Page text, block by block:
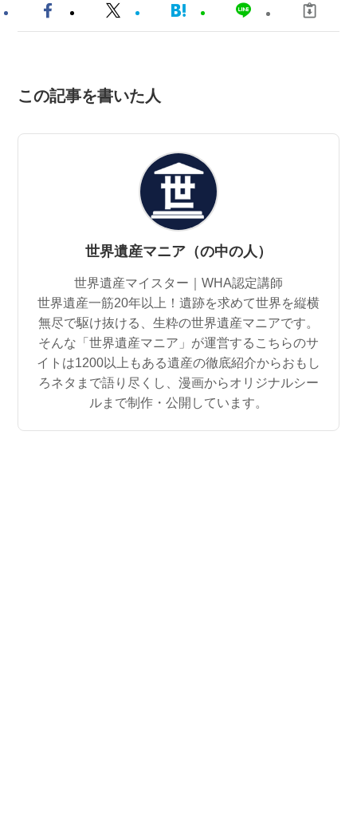
この記事を書いた人
世界遺産マニア（の中の人）
世界遺産マイスター｜WHA認定講師
世界遺産一筋20年以上！遺跡を求めて世界を縦横
無尽で駆け抜ける、生粋の世界遺産マニアです。
そんな「世界遺産マニア」が運営するこちらのサ
イトは1200以上もある遺産の徹底紹介からおもし
ろネタまで語り尽くし、漫画からオリジナルシー
ルまで制作・公開しています。